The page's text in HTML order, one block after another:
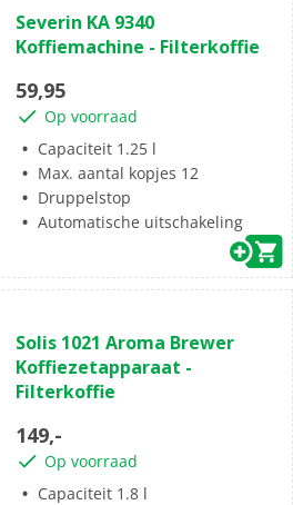
van
de
sterren.
Severin KA 9340
Koffiemachine - Filterkoffie
59,95
Op voorraad
Capaciteit 1.25 l
Max. aantal kopjes 12
Druppelstop
Automatische uitschakeling
van
de
5
1
beoordeling
Solis 1021 Aroma Brewer
Koffiezetapparaat -
Filterkoffie
149,-
Op voorraad
Capaciteit 1.8 l